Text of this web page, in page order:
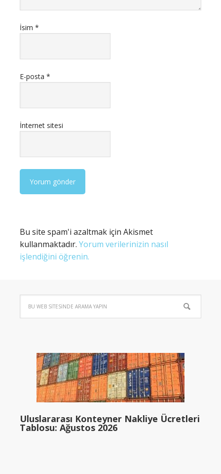
İsim *
E-posta *
İnternet sitesi
Bu site spam'i azaltmak için Akismet
kullanmaktadır. Yorum verilerinizin nasıl
işlendiğini öğrenin.
Uluslararası Konteyner Nakliye Ücretleri
Tablosu: Ağustos 2026